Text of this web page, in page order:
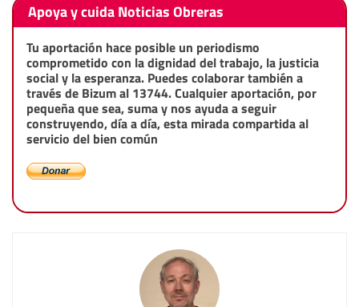
Apoya y cuida Noticias Obreras
Tu aportación hace posible un periodismo
comprometido con la dignidad del trabajo, la justicia
social y la esperanza. Puedes colaborar también a
través de Bizum al 13744. Cualquier aportación, por
pequeña que sea, suma y nos ayuda a seguir
construyendo, día a día, esta mirada compartida al
servicio del bien común